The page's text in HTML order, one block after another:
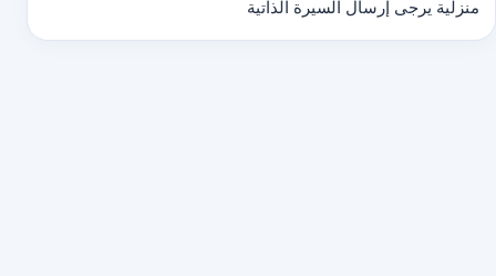
منزلية يرجى إرسال السيرة الذاتية